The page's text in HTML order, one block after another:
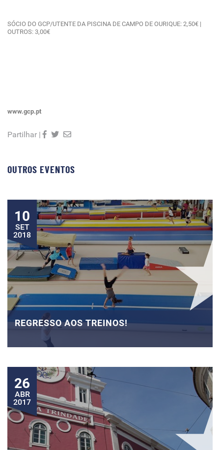
SÓCIO DO GCP/UTENTE DA PISCINA DE CAMPO DE OURIQUE: 2,50€ |
OUTROS: 3,00€
www.gcp.pt
Partilhar |
OUTROS EVENTOS
10
SET
2018
REGRESSO AOS TREINOS!
26
ABR
2017